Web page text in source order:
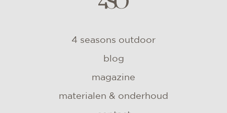
4 seasons outdoor
blog
magazine
materialen & onderhoud